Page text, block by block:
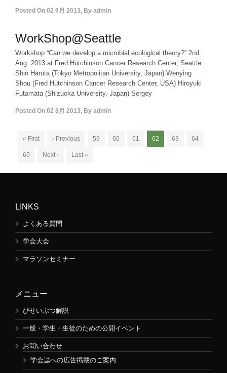
Posted On 02 9月 2013, By admin
WorkShop@Seattle
Workshop “Can we develop a microbial ecological theory?” 2nd
Aug. 2013 at Fred Hutchinson Cancer Research Center, Seattle
Shin Haruta (Tokyo Metropolitan University, Japan) Wenying
Shou (Fred Hutchinson Cancer Research Center, USA) Hiroyuki
Futamata (Shizuoka University, Japan) Sergey
Posted On 02 8月 2013, By admin
« First ‹ Previous 59 60 61 62 63 64
65 Next › Last »
LINKS
よくある質問
学会大会
マラソンセミナー
メニュー
びせいぶつ解説
一般・学生・生徒のための公開イベント
お問い合わせ
学会誌への広告掲載のご案内